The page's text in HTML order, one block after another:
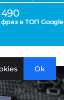
490
фраз в ТОП Google
Ok